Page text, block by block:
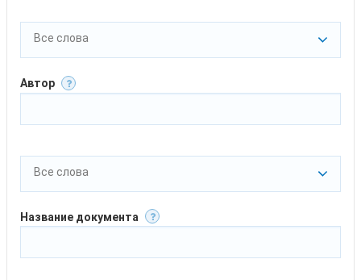
Все слова
Автор
Все слова
Название документа